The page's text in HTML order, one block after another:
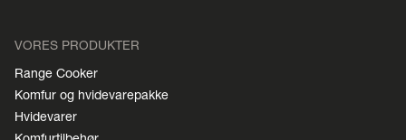
VORES PRODUKTER
Range Cooker
Komfur og hvidevarepakke
Hvidevarer